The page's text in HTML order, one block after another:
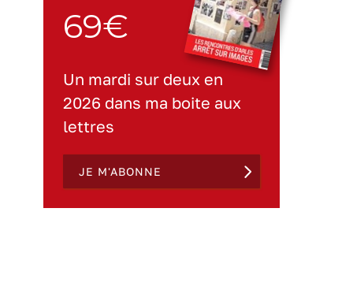
69€
Un mardi sur deux en
2026 dans ma boite aux
lettres
JE M'ABONNE